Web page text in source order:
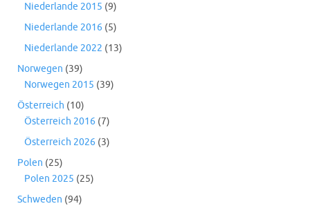
Niederlande 2015 (9)
Niederlande 2016 (5)
Niederlande 2022 (13)
Norwegen (39)
Norwegen 2015 (39)
Österreich (10)
Österreich 2016 (7)
Österreich 2026 (3)
Polen (25)
Polen 2025 (25)
Schweden (94)